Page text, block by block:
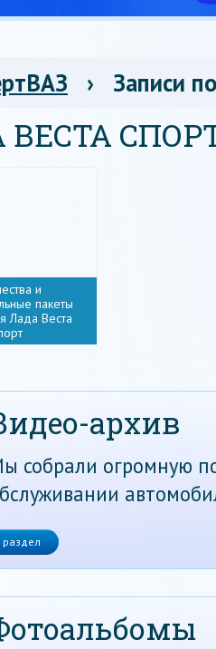
› Записи
и
пакеты
Лада Веста
архив
собрали огромную
раздел